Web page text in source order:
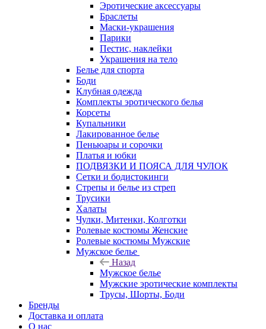
Эротические аксессуары
Браслеты
Маски-украшения
Парики
Пестис, наклейки
Украшения на тело
Белье для спорта
Боди
Клубная одежда
Комплекты эротического белья
Корсеты
Купальники
Лакированное белье
Пеньюары и сорочки
Платья и юбки
ПОДВЯЗКИ И ПОЯСА ДЛЯ ЧУЛОК
Сетки и бодистокинги
Стрепы и белье из стреп
Трусики
Халаты
Чулки, Митенки, Колготки
Ролевые костюмы Женские
Ролевые костюмы Мужские
Мужское белье
Назад
Мужское белье
Мужские эротические комплекты
Трусы, Шорты, Боди
Бренды
Доставка и оплата
О нас